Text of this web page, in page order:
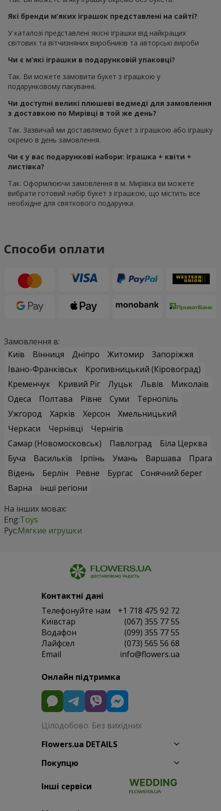
Які бренди м’яких іграшок представлені на сайті?
У каталозі представлені якісні іграшки від найкращих
світових та вітчизняних виробників та авторські вироби
Чи є м’які іграшки в подарунковій упаковці?
Так. Ви можете замовити букет з іграшкою у
подарунковому пакуванні.
Чи доступні великі плюшеві ведмеді для замовлення
з доставкою по Мирівці в той же день?
Так. Зазвичай ми доставляємо букет з іграшкою або іграшку
окремо в день замовлення.
Чи є у вас подарункові набори: іграшка + квіти +
листівка?
Так. Оформлюючи замовлення в м. Мирівка ви можете
вибрати готовий набір букет з іграшкою, що містить все
необхідне для святкового подарунка.
Способи оплати
Замовлення в:
Київ
Вінниця Дніпро Житомир
Запоріжжя
Івано-Франківськ
Кропивницький (Кіровоград)
Кременчук
Кривий Ріг Луцьк Львів
Миколаїв
Одеса
Полтава Рівне Суми
Тернопіль
Ужгород
Харків Херсон
Хмельницький
Черкаси
Чернівці
Чернігів
Самар (Новомосковськ)
Павлоград
Біла Церква
Буча
Васильків Ірпінь Умань Варшава
Прага
Відень
Берлін Ревне Бургас
Сонячний берег
Варна
інші регіони
На інших мовах:
Eng:Toys
Рус:Мягкие игрушки
Контактні дані
Телефонуйте нам
+1 718 475 92 72
Київстар
(067) 355 77 55
Водафон
(099) 355 77 55
Лайфсел
(073) 565 56 68
Email
info@flowers.ua
Онлайн підтримка
Цілодобово. Без вихідних
Flowers.ua DETAILS
Покупцю
Інші сервіси